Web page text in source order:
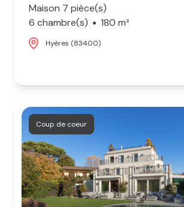
Maison 7 pièce(s)
6 chambre(s)
180 m²
Hyères (83400)
Coup de coeur